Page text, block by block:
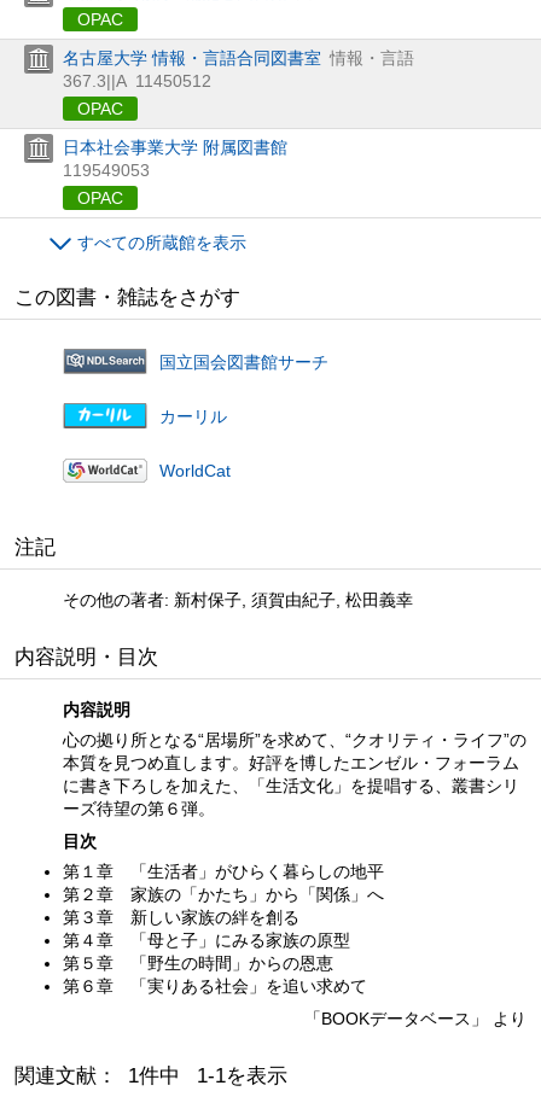
OPAC
名古屋大学 情報・言語合同図書室 情報・言語
367.3||A 11450512
OPAC
日本社会事業大学 附属図書館
119549053
OPAC
すべての所蔵館を表示
この図書・雑誌をさがす
国立国会図書館サーチ
カーリル
WorldCat
注記
その他の著者: 新村保子, 須賀由紀子, 松田義幸
内容説明・目次
内容説明
心の拠り所となる“居場所”を求めて、“クオリティ・ライフ”の
本質を見つめ直します。好評を博したエンゼル・フォーラム
に書き下ろしを加えた、「生活文化」を提唱する、叢書シリ
ーズ待望の第６弾。
目次
第１章 「生活者」がひらく暮らしの地平
第２章 家族の「かたち」から「関係」へ
第３章 新しい家族の絆を創る
第４章 「母と子」にみる家族の原型
第５章 「野生の時間」からの恩恵
第６章 「実りある社会」を追い求めて
「BOOKデータベース」 より
関連文献： 1件中 1-1を表示